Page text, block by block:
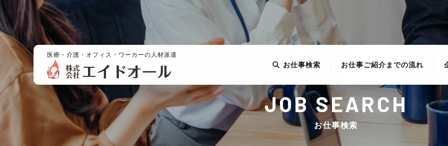
医療・介護・オフィス・ワーカーの人材派遣
お仕事検索 お仕事ご紹介までの流れ
JOB SEARCH
お仕事検索